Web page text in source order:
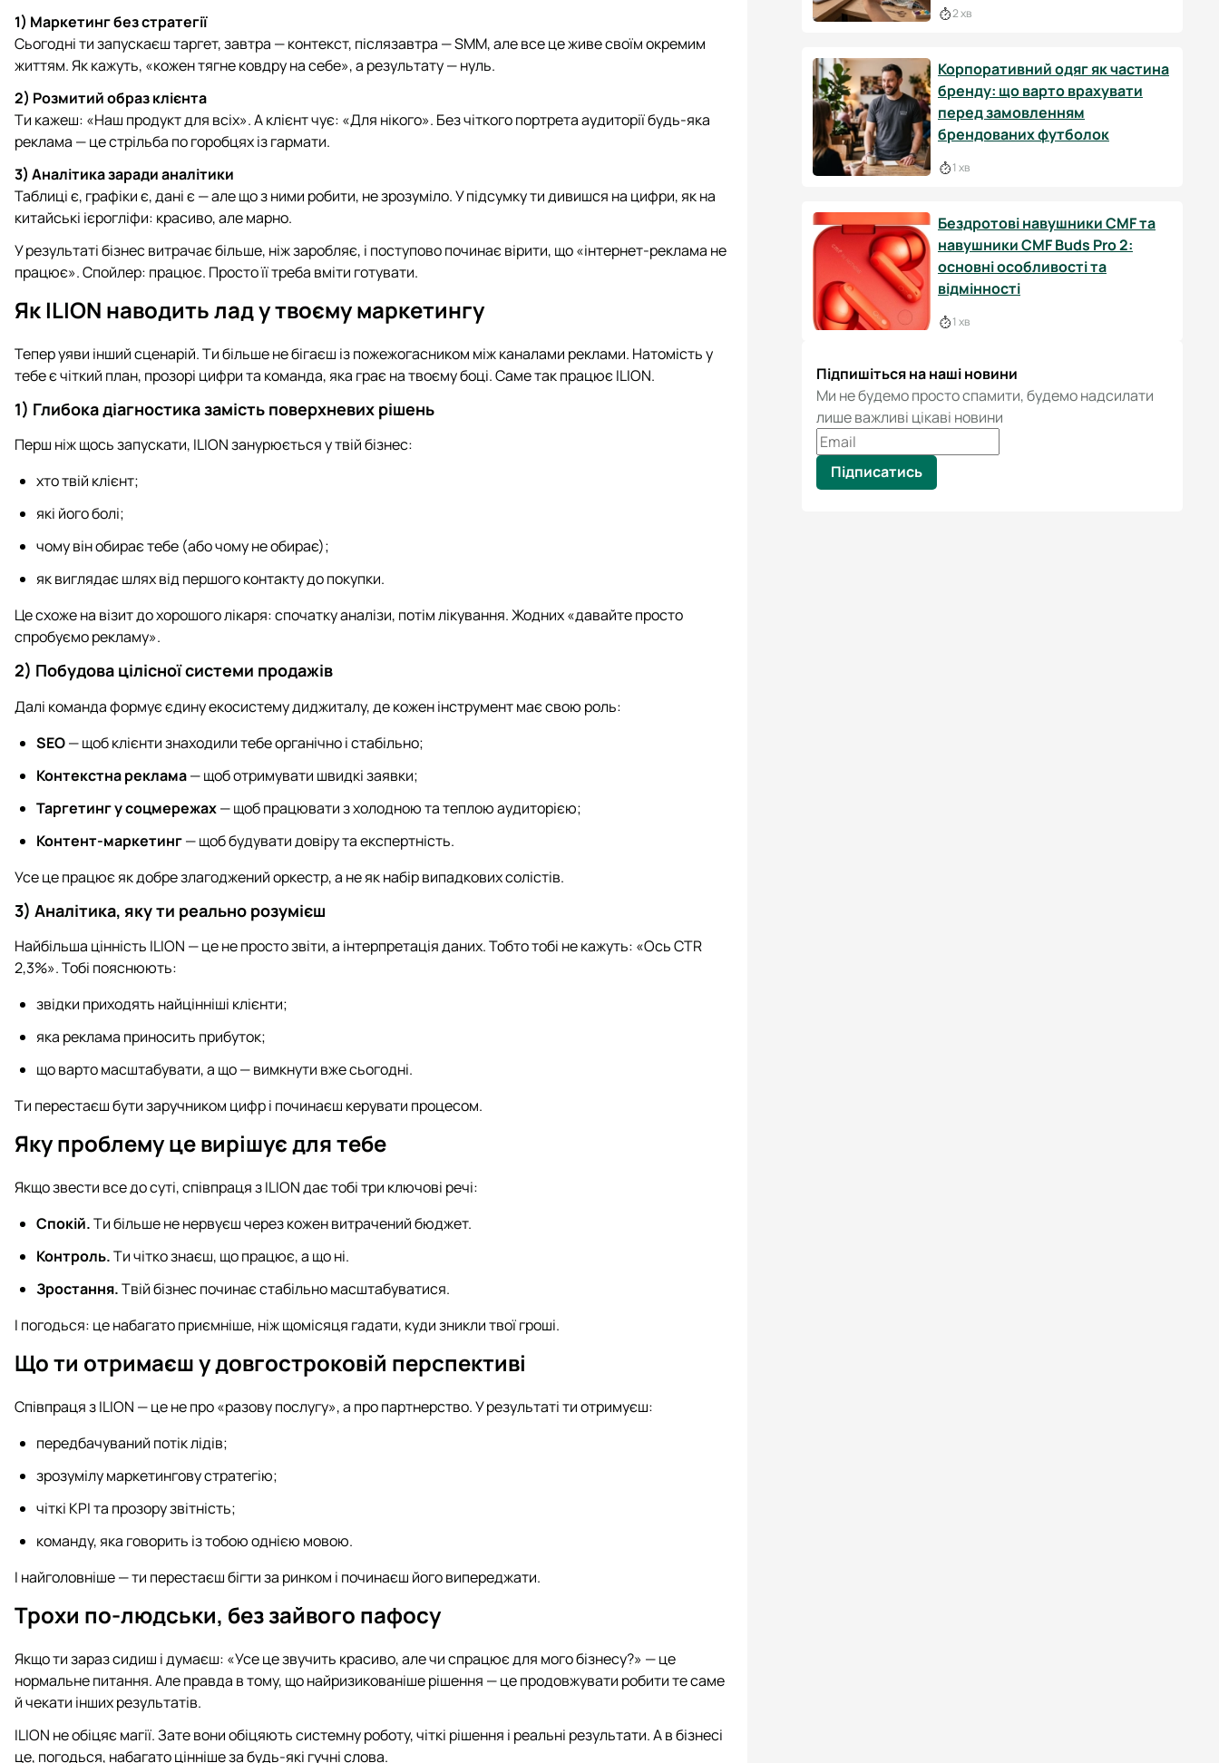
1) Маркетинг без стратегії
Сьогодні ти запускаєш таргет, завтра — контекст, післязавтра — SMM, але все це живе своїм окремим
життям. Як кажуть, «кожен тягне ковдру на себе», а результату — нуль.
2) Розмитий образ клієнта
Ти кажеш: «Наш продукт для всіх». А клієнт чує: «Для нікого». Без чіткого портрета аудиторії будь-яка
реклама — це стрільба по горобцях із гармати.
3) Аналітика заради аналітики
Таблиці є, графіки є, дані є — але що з ними робити, не зрозуміло. У підсумку ти дивишся на цифри, як на
китайські ієрогліфи: красиво, але марно.
У результаті бізнес витрачає більше, ніж заробляє, і поступово починає вірити, що «інтернет-реклама не
працює». Спойлер: працює. Просто її треба вміти готувати.
Як ILION наводить лад у твоєму маркетингу
Тепер уяви інший сценарій. Ти більше не бігаєш із пожежогасником між каналами реклами. Натомість у
тебе є чіткий план, прозорі цифри та команда, яка грає на твоєму боці. Саме так працює ILION.
1) Глибока діагностика замість поверхневих рішень
Перш ніж щось запускати, ILION занурюється у твій бізнес:
хто твій клієнт;
які його болі;
чому він обирає тебе (або чому не обирає);
як виглядає шлях від першого контакту до покупки.
Це схоже на візит до хорошого лікаря: спочатку аналізи, потім лікування. Жодних «давайте просто
спробуємо рекламу».
2) Побудова цілісної системи продажів
Далі команда формує єдину екосистему диджиталу, де кожен інструмент має свою роль:
SEO— щоб клієнти знаходили тебе органічно і стабільно;
Контекстна реклама— щоб отримувати швидкі заявки;
Таргетинг у соцмережах— щоб працювати з холодною та теплою аудиторією;
Контент-маркетинг— щоб будувати довіру та експертність.
Усе це працює як добре злагоджений оркестр, а не як набір випадкових солістів.
3) Аналітика, яку ти реально розумієш
Найбільша цінність ILION — це не просто звіти, а інтерпретація даних. Тобто тобі не кажуть: «Ось CTR
2,3%». Тобі пояснюють:
звідки приходять найцінніші клієнти;
яка реклама приносить прибуток;
що варто масштабувати, а що — вимкнути вже сьогодні.
Ти перестаєш бути заручником цифр і починаєш керувати процесом.
Яку проблему це вирішує для тебе
Якщо звести все до суті, співпраця з ILION дає тобі три ключові речі:
Спокій.Ти більше не нервуєш через кожен витрачений бюджет.
Контроль.Ти чітко знаєш, що працює, а що ні.
Зростання.Твій бізнес починає стабільно масштабуватися.
І погодься: це набагато приємніше, ніж щомісяця гадати, куди зникли твої гроші.
Що ти отримаєш у довгостроковій перспективі
Співпраця з ILION — це не про «разову послугу», а про партнерство. У результаті ти отримуєш:
передбачуваний потік лідів;
зрозумілу маркетингову стратегію;
чіткі KPI та прозору звітність;
команду, яка говорить із тобою однією мовою.
І найголовніше — ти перестаєш бігти за ринком і починаєш його випереджати.
Трохи по-людськи, без зайвого пафосу
Якщо ти зараз сидиш і думаєш: «Усе це звучить красиво, але чи спрацює для мого бізнесу?» — це
нормальне питання. Але правда в тому, що найризикованіше рішення — це продовжувати робити те саме
й чекати інших результатів.
ILION не обіцяє магії. Зате вони обіцяють системну роботу, чіткі рішення і реальні результати. А в бізнесі
це, погодься, набагато цінніше за будь-які гучні слова.
2 хв
Корпоративний одяг як частина
бренду: що варто врахувати
перед замовленням
брендованих футболок
1 хв
Бездротові навушники CMF та
навушники CMF Buds Pro 2:
основні особливості та
відмінності
1 хв
Підпишіться на наші новини
Ми не будемо просто спамити, будемо надсилати
лише важливі цікаві новини
Підписатись